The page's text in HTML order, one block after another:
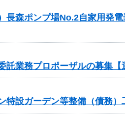
森ポンプ場No.2自家用発電
業務プロポーザルの募集【
設ガーデン等整備（債務